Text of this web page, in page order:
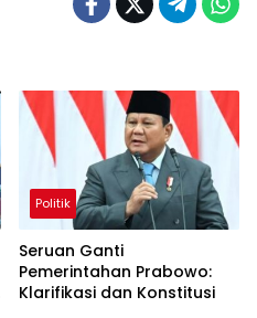
Politik
Seruan Ganti
Pemerintahan Prabowo:
Klarifikasi dan Konstitusi